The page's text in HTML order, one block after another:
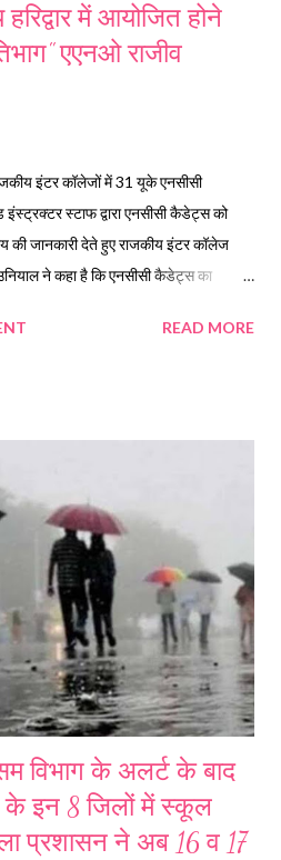
में आयोजित होने
एएनओ राजीव
इंटर कॉलेजों में 31 यूके एनसीसी
स्टाफ द्वारा एनसीसी कैडेट्स को
की जानकारी देते हुए राजकीय इंटर कॉलेज
ने कहा है कि एनसीसी कैडेट्स का
टिहरी जिले से एनसीसी कैडेट प्रतिभाग
इंटर कॉलेज मोलधार में 14 से 18 सितंबर तक
स्टाफ द्वारा एनसीसी कैडेट्स को एनसीसी
क्राफ्ट वेपन, ड्रिल वेटल क्राफ्ट आदि
READ MORE
विभाग के अलर्ट के बाद
के इन 8 जिलों में स्कूल
प्रशासन ने अब 16 व 17